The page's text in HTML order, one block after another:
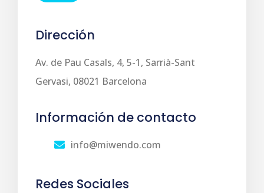
Dirección
Av. de Pau Casals, 4, 5-1, Sarrià-Sant
Gervasi, 08021 Barcelona
Información de contacto
info@miwendo.com
Redes Sociales